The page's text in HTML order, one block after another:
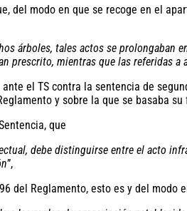
del modo en que se recoge en el
árboles, tales actos se prolongaban
prescrito, mientras que las referidas
el TS contra la sentencia de
y sobre la que se basaba su
que
debe distinguirse entre el acto
”,
del Reglamento, esto es y del modo